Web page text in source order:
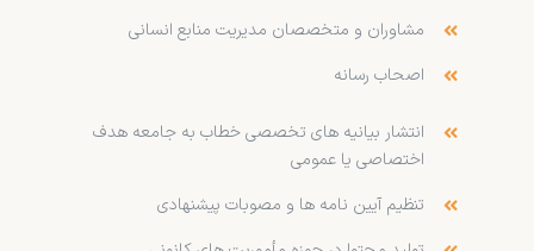
مشاوران و متخصصان مدیریت منابع انسانی
اصحاب رسانه
انتشار بیانیه های تخصصی خطاب به جامعه هدف
اختصاصی یا عمومی
تنظیم آیین نامه ها و مصوبات پیشنهادی